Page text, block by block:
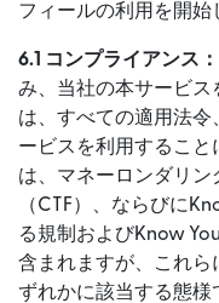
フィールの利用を開始
6.1 コンプライアンス：
み、当社の本サービス
は、すべての適用法
ービスを利用すること
は、マネーロンダリ
（CTF）、ならびに
る規制およびKnow
含まれますが、これら
ずれかに該当する態